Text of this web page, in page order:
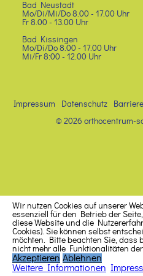
Bad Neustadt
Mo/Di/Mi/Do 8.00 - 17.00 Uhr
Fr 8.00 - 13.00 Uhr
Bad Kissingen
Mo/Di/Do 8.00 - 17.00 Uhr
Mi/Fr 8:00 - 12.00 Uhr
Impressum Datenschutz
© 2026 orthocentrum-
Wir nutzen Cookies auf unserer
essenziell für den Betrieb der
diese Website und die
Cookies). Sie können selbst
möchten. Bitte beachten Sie, dass
nicht mehr alle Funktionalitäten
Akzeptieren Ablehnen
Weitere Informationen